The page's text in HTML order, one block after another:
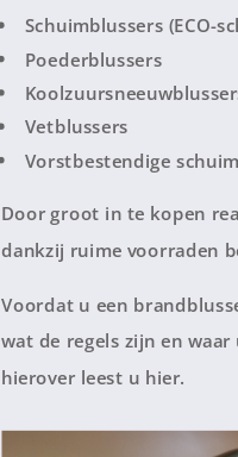
Schuimblussers (ECO-
Poederblussers
Vetblussers
Vorstbestendige
Door groot in te kopen
dankzij ruime voorraden
Voordat u een
wat de regels zijn en
hierover leest u hier.